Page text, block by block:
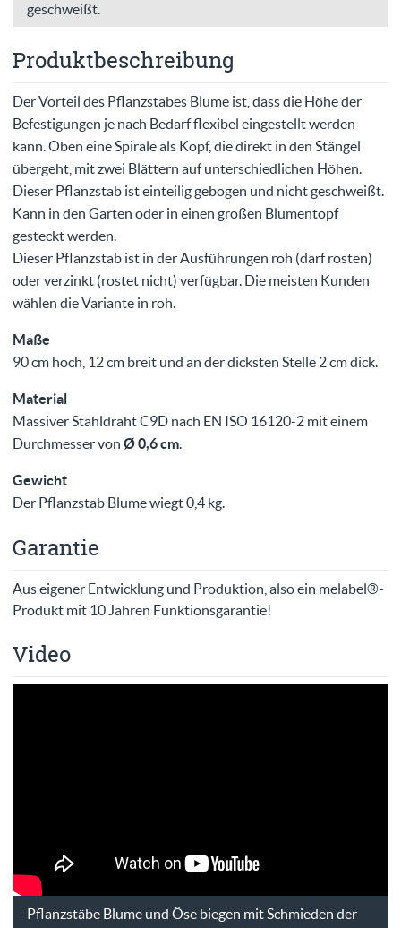
geschweißt.
Produktbeschreibung
Der Vorteil des Pflanzstabes Blume ist, dass die Höhe der
Befestigungen je nach Bedarf flexibel eingestellt werden
kann. Oben eine Spirale als Kopf, die direkt in den Stängel
übergeht, mit zwei Blättern auf unterschiedlichen Höhen.
Dieser Pflanzstab ist einteilig gebogen und nicht geschweißt.
Kann in den Garten oder in einen großen Blumentopf
gesteckt werden.
Dieser Pflanzstab ist in der Ausführungen roh (darf rosten)
oder verzinkt (rostet nicht) verfügbar. Die meisten Kunden
wählen die Variante in roh.
Maße
90 cm hoch, 12 cm breit und an der dicksten Stelle 2 cm dick.
Material
Massiver Stahldraht C9D nach EN ISO 16120-2 mit einem
Durchmesser von Ø 0,6 cm.
Gewicht
Der Pflanzstab Blume wiegt 0,4 kg.
Garantie
Aus eigener Entwicklung und Produktion, also ein melabel®-
Produkt mit 10 Jahren Funktionsgarantie!
Video
Pflanzstäbe Blume und Öse biegen mit Schmieden der